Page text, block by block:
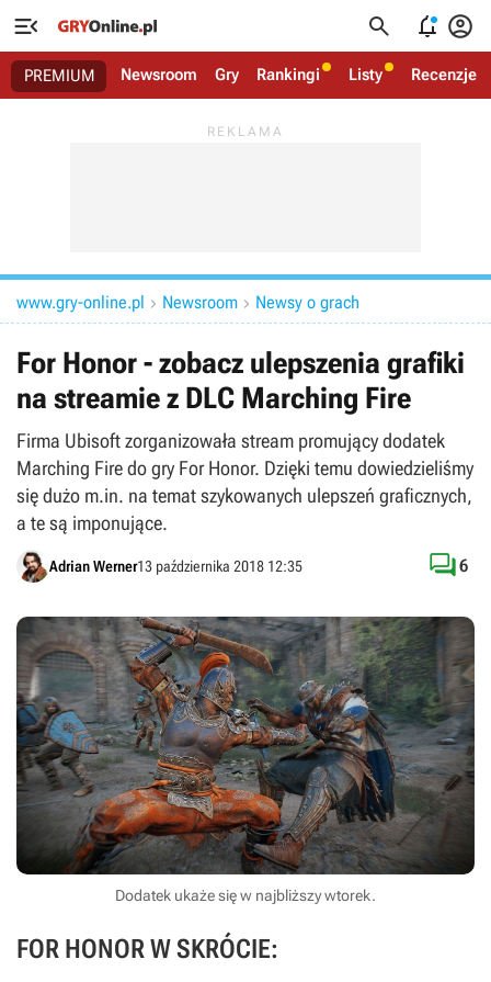
   
PREMIUM Newsroom Gry Rankingi Listy Recenzje
www.gry-online.pl  Newsroom  Newsy o grach
For Honor - zobacz ulepszenia grafiki
na streamie z DLC Marching Fire
Firma Ubisoft zorganizowała stream promujący dodatek
Marching Fire do gry For Honor. Dzięki temu dowiedzieliśmy
się dużo m.in. na temat szykowanych ulepszeń graficznych,
a te są imponujące.
Adrian Werner13 października 2018 12:35 6
Dodatek ukaże się w najbliższy wtorek.
FOR HONOR W SKRÓCIE: